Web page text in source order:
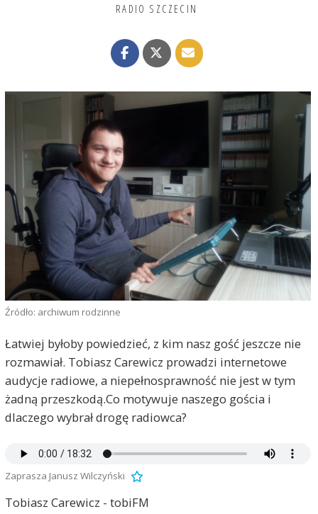
RADIO SZCZECIN
Źródło: archiwum rodzinne
Łatwiej byłoby powiedzieć, z kim nasz gość jeszcze nie
rozmawiał. Tobiasz Carewicz prowadzi internetowe
audycje radiowe, a niepełnosprawność nie jest w tym
żadną przeszkodą.Co motywuje naszego gościa i
dlaczego wybrał drogę radiowca?
Zaprasza Janusz Wilczyński
Tobiasz Carewicz - tobiFM